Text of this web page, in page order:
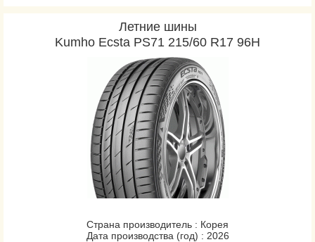
Летние шины
Kumho Ecsta PS71 215/60 R17 96H
Страна производитель : Корея
Дата производства (год) : 2026